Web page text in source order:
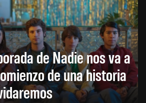
de Nadie nos va a
de una historia